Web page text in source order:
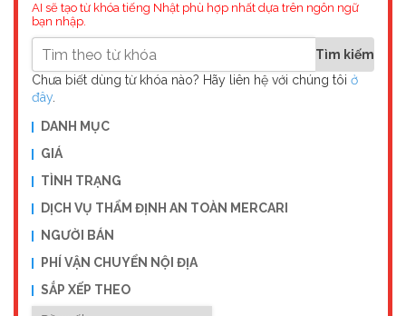
AI sẽ tạo từ khóa tiếng Nhật phù hợp nhất dựa trên ngôn ngữ
bạn nhập.
Chưa biết dùng từ khóa nào? Hãy liên hệ với chúng tôi ở
đây
DANH MỤC
GIÁ
TÌNH TRẠNG
DỊCH VỤ THẨM ĐỊNH AN TOÀN MERCARI
NGƯỜI BÁN
PHÍ VẬN CHUYỂN NỘI ĐỊA
SẮP XẾP THEO